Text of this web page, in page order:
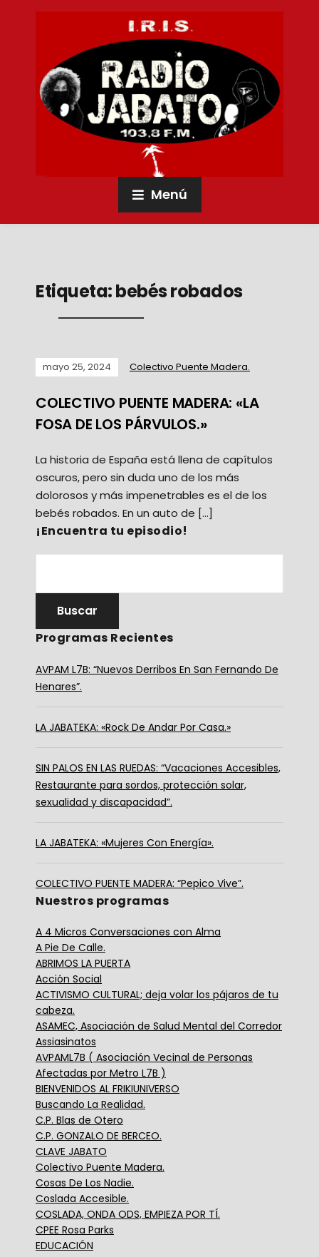
Menú
Etiqueta:bebés robados
mayo 25, 2024 Colectivo Puente Madera.
COLECTIVO PUENTE MADERA: «LA
FOSA DE LOS PÁRVULOS.»
La historia de España está llena de capítulos
oscuros, pero sin duda uno de los más
dolorosos y más impenetrables es el de los
bebés robados. En un auto de […]
¡Encuentra tu episodio!
Programas Recientes
AVPAM L7B: “Nuevos Derribos En San Fernando De
Henares”.
LA JABATEKA: «Rock De Andar Por Casa.»
SIN PALOS EN LAS RUEDAS: “Vacaciones Accesibles,
Restaurante para sordos, protección solar,
sexualidad y discapacidad”.
LA JABATEKA: «Mujeres Con Energía».
COLECTIVO PUENTE MADERA: “Pepico Vive”.
Nuestros programas
A 4 Micros Conversaciones con Alma
A Pie De Calle.
ABRIMOS LA PUERTA
Acción Social
ACTIVISMO CULTURAL; deja volar los pájaros de tu
cabeza.
ASAMEC, Asociación de Salud Mental del Corredor
Assiasinatos
AVPAML7B ( Asociación Vecinal de Personas
Afectadas por Metro L7B )
BIENVENIDOS AL FRIKIUNIVERSO
Buscando La Realidad.
C.P. Blas de Otero
C.P. GONZALO DE BERCEO.
CLAVE JABATO
Colectivo Puente Madera.
Cosas De Los Nadie.
Coslada Accesible.
COSLADA, ONDA ODS, EMPIEZA POR TÍ.
CPEE Rosa Parks
EDUCACIÓN